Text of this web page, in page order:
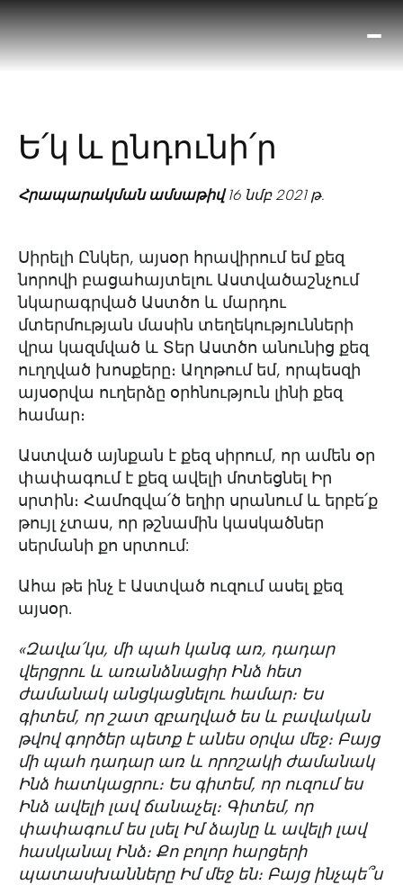
Ե՛կ և ընդունի՛ր
Հրապարակման ամսաթիվ16 նմբ 2021 թ.
Սիրելի Ընկեր, այսօր հրավիրում եմ քեզ
նորովի բացահայտելու Աստվածաշնչում
նկարագրված Աստծո և մարդու
մտերմության մասին տեղեկությունների
վրա կազմված և Տեր Աստծո անունից քեզ
ուղղված խոսքերը։ Աղոթում եմ, որպեսզի
այսօրվա ուղերձը օրհնություն լինի քեզ
համար։
Աստված այնքան է քեզ սիրում, որ ամեն օր
փափագում է քեզ ավելի մոտեցնել Իր
սրտին։ Համոզվա՛ծ եղիր սրանում և երբե՛ք
թույլ չտաս, որ թշնամին կասկածներ
սերմանի քո սրտում:
Ահա թե ինչ է Աստված ուզում ասել քեզ
այսօր.
«Զավա՛կս, մի պահ կանգ առ, դադար
վերցրու և առանձնացիր Ինձ հետ
ժամանակ անցկացնելու համար։ Ես
գիտեմ, որ շատ զբաղված ես և բավական
թվով գործեր պետք է անես օրվա մեջ։ Բայց
մի պահ դադար առ և որոշակի ժամանակ
Ինձ հատկացրու։ Ես գիտեմ, որ ուզում ես
Ինձ ավելի լավ ճանաչել։ Գիտեմ, որ
փափագում ես լսել Իմ ձայնը և ավելի լավ
հասկանալ Ինձ։ Քո բոլոր հարցերի
պատասխանները Իմ մեջ են։ Բայց ինչպե՞ս